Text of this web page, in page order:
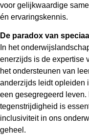
voor gelijkwaardige
én ervaringskennis.
De paradox van
In het
enerzijds is de expertise
het ondersteunen van
anderzijds leidt opleiden
een gesegregeerd
tegenstrijdigheid is
inclusiviteit in ons
geheel.